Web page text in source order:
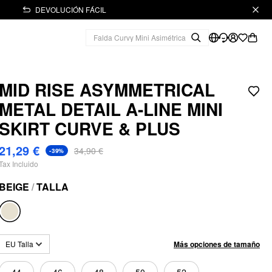
DEVOLUCIÓN FÁCIL
RISE ASYMMETRICAL
DETAIL A-LINE MINI
CURVE & PLUS
€ -39% 34,90 €
Incluido
/TALLA
EU Talla Más opciones de tamaño